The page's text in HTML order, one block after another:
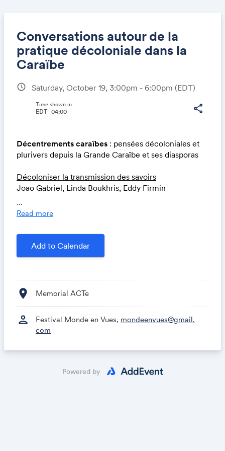
Conversations autour de la
pratique décoloniale dans la
Caraïbe
schedule Saturday, October 19, 3:00pm - 6:00pm (EDT)
share
Time shown in
EDT -04:00
Décentrements caraïbes : pensées décoloniales et
plurivers depuis la Grande Caraïbe et ses diasporas
Décoloniser la transmission des savoirs
Joao Gabriel, Linda Boukhris, Eddy Firmin
Arts, littérature, cinéma et la question décoloniale
Une écologie décoloniale
Shela Sheikh, Clémence Elmira, Nathalie Minatchy
...
Read more
Add to Calendar
location_on Memorial ACTe
person Festival Monde en Vues, mondeenvues@gmail.
com
Powered by